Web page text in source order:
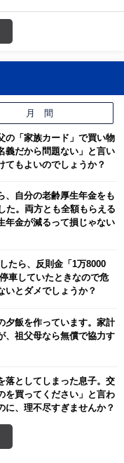
月 間
の「家族カード」で買い物
義だから問題ない」と言い
てもよいのでしょうか？
、自分の老齢厚生年金をも
た。両方とも全額もらえる
年金が減るって損じゃない
たら、反則金「1万8000
車していたときなので危
いとダメでしょうか？
夕飯を作っています。家計
、祖父母なら無償で協力す
落としてしまった息子。交
を買ってください」と言わ
に、理不尽すぎませんか？